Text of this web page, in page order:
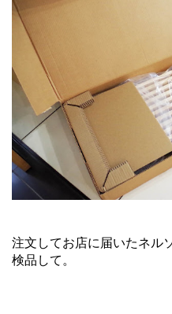
注文してお店に届いたネル
検品して。